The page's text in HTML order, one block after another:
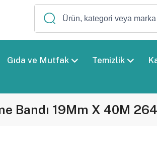
Gıda ve Mutfak Temizlik
Bandı 19Mm X 40M